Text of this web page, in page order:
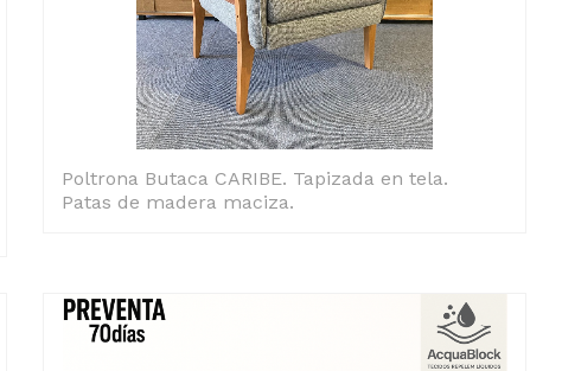
Poltrona Butaca CARIBE. Tapizada en tela.
Patas de madera maciza.